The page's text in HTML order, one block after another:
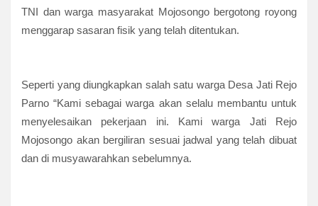
TNI dan warga masyarakat Mojosongo bergotong royong
menggarap sasaran fisik yang telah ditentukan.
Seperti yang diungkapkan salah satu warga Desa Jati Rejo
Parno “Kami sebagai warga akan selalu membantu untuk
menyelesaikan pekerjaan ini. Kami warga Jati Rejo
Mojosongo akan bergiliran sesuai jadwal yang telah dibuat
dan di musyawarahkan sebelumnya.